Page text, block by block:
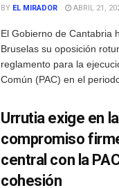
BY EL MIRADOR ABRIL 21,
El Gobierno de Cantabria
Bruselas su oposición
reglamento para la
Común (PAC) en el
Urrutia exige en
compromiso
central con la
cohesión